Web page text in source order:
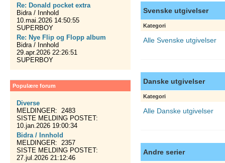
Re: Donald pocket extra
Bidra / Innhold
10.mai.2026 14:50:55
SUPERBOY
Re: Nye Flip og Flopp album
Bidra / Innhold
29.apr.2026 22:26:51
SUPERBOY
Populære forum
Diverse
MELDINGER: 2483
SISTE MELDING POSTET:
10.jan.2026 19:00:34
Bidra / Innhold
MELDINGER: 2357
SISTE MELDING POSTET:
27.jul.2026 21:12:46
Svenske utgivelser
Kategori
Alle Svenske utgivelser
Danske utgivelser
Kategori
Alle Danske utgivelser
Andre serier